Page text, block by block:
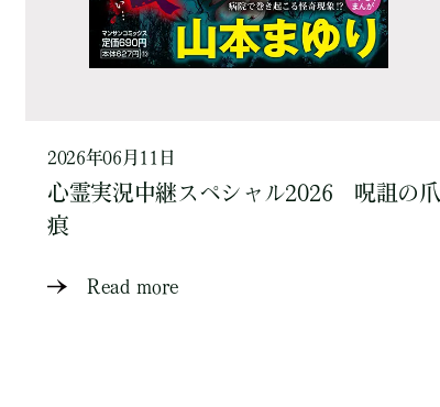
2026年06月11日
心霊実況中継スペシャル2026 呪詛の爪
痕
Read more